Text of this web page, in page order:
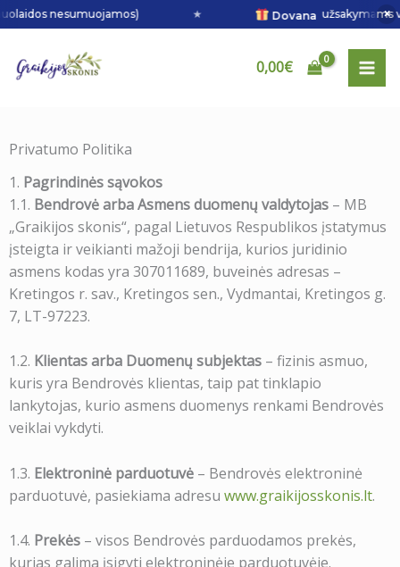
nesumuojamos) Dovanaužsakymams virš
×
Pereiti
prie
turinio
0,00€
Privatumo Politika
1. Pagrindinės sąvokos
1.1. Bendrovė arba Asmens duomenų valdytojas – MB
„Graikijos skonis“, pagal Lietuvos Respublikos įstatymus
įsteigta ir veikianti mažoji bendrija, kurios juridinio
asmens kodas yra 307011689, buveinės adresas –
Kretingos r. sav., Kretingos sen., Vydmantai, Kretingos g.
7, LT-97223.
1.2. Klientas arba Duomenų subjektas – fizinis asmuo,
kuris yra Bendrovės klientas, taip pat tinklapio
lankytojas, kurio asmens duomenys renkami Bendrovės
veiklai vykdyti.
1.3. Elektroninė parduotuvė – Bendrovės elektroninė
parduotuvė, pasiekiama adresu www.graikijosskonis.lt.
1.4. Prekės – visos Bendrovės parduodamos prekės,
kurias galima įsigyti elektroninėje parduotuvėje.